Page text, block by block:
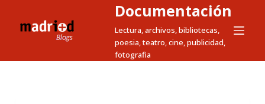
t
Documentación
Lectura, archivos, bibliotecas,
poesia, teatro, cine, publicidad,
fotografia